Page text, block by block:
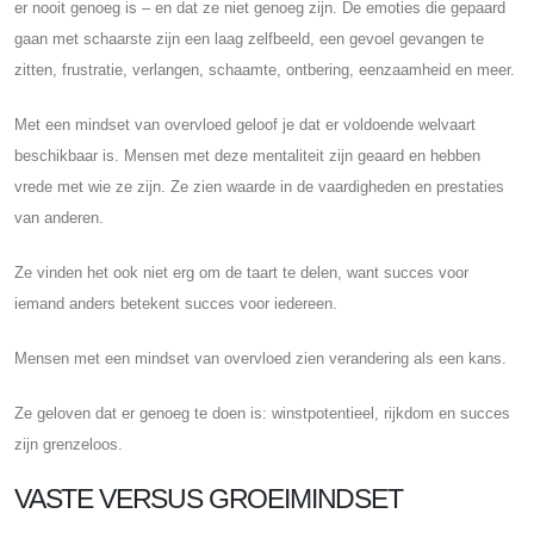
er nooit genoeg is – en dat ze niet genoeg zijn. De emoties die gepaard
gaan met schaarste zijn een laag zelfbeeld, een gevoel gevangen te
zitten, frustratie, verlangen, schaamte, ontbering, eenzaamheid en meer.
Met een mindset van overvloed geloof je dat er voldoende welvaart
beschikbaar is. Mensen met deze mentaliteit zijn geaard en hebben
vrede met wie ze zijn. Ze zien waarde in de vaardigheden en prestaties
van anderen.
Ze vinden het ook niet erg om de taart te delen, want succes voor
iemand anders betekent succes voor iedereen.
Mensen met een mindset van overvloed zien verandering als een kans.
Ze geloven dat er genoeg te doen is: winstpotentieel, rijkdom en succes
zijn grenzeloos.
VASTE VERSUS GROEIMINDSET